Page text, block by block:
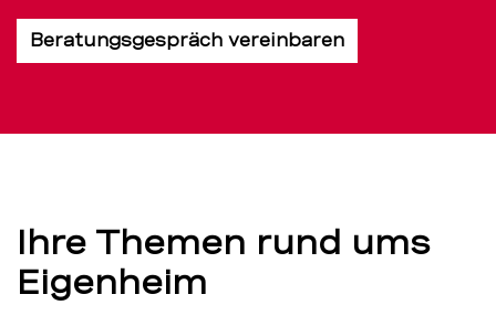
Beratungsgespräch vereinbaren
Ihre Themen rund ums
Eigenheim